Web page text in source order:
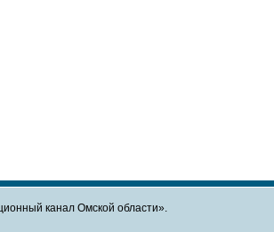
канал Омской области».